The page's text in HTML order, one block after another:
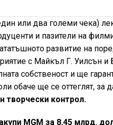
или два големи чека)
и пазители на
развитие на
с Майкъл Г. Уилсън
собственост и ще
обаче ще се оттеглят, за
творчески контрол.
MGM за 8.45 млрд.